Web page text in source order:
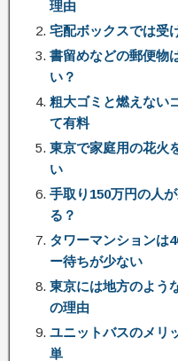
理由
宅配ボックスでは受
書留めなどの郵便物
い？
粗大ゴミと燃えない
て有料
東京で家庭用の花火
い
手取り150万円の人
る？
タワーマンションは
ー待ちが少ない
東京には地方のよう
の理由
ユニットバスのメリ
単